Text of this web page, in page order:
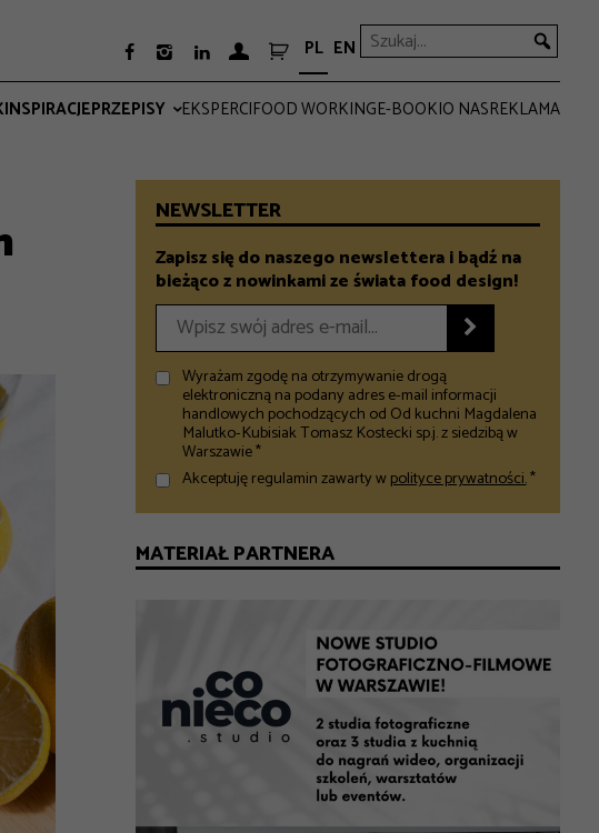
   PL EN
INSPIRACJEPRZEPISY
EVERYDAY
EKSPERCIFOOD WORKINGE-BOOKIO NASREKLAMA
NEWSLETTER
Zapisz się do naszego newslettera i bądź na
bieżąco z nowinkami ze świata food design!

Wyrażam zgodę na otrzymywanie drogą
elektroniczną na podany adres e-mail informacji
handlowych pochodzących od Od kuchni Magdalena
Malutko-Kubisiak Tomasz Kostecki sp.j. z siedzibą w
Warszawie *
Akceptuję regulamin zawarty wpolityce prywatności.*
MATERIAŁ PARTNERA